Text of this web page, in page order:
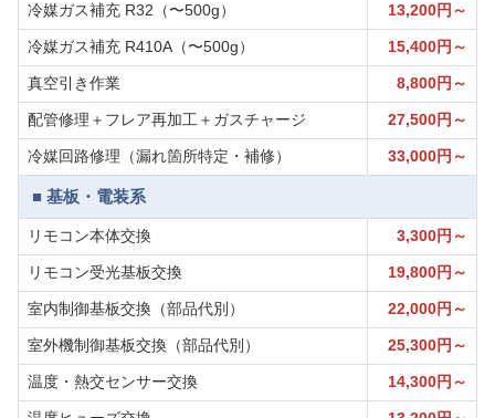
冷媒ガス補充 R32（〜500g） 13,200円～
冷媒ガス補充 R410A（〜500g） 15,400円～
真空引き作業 8,800円～
配管修理＋フレア再加工＋ガスチャージ 27,500円～
冷媒回路修理（漏れ箇所特定・補修） 33,000円～
■ 基板・電装系
リモコン本体交換 3,300円～
リモコン受光基板交換 19,800円～
室内制御基板交換（部品代別） 22,000円～
室外機制御基板交換（部品代別） 25,300円～
温度・熱交センサー交換 14,300円～